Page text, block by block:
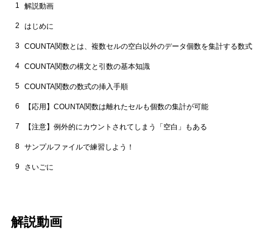
1 解説動画
2 はじめに
3 COUNTA関数とは、複数セルの空白以外のデータ個数を集計する数式
4 COUNTA関数の構文と引数の基本知識
5 COUNTA関数の数式の挿入手順
6 【応用】COUNTA関数は離れたセルも個数の集計が可能
7 【注意】例外的にカウントされてしまう「空白」もある
8 サンプルファイルで練習しよう！
9 さいごに
解説動画